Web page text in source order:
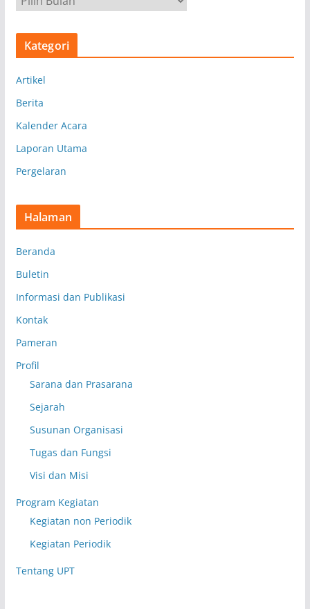
r
s
Kategori
Artikel
Berita
Kalender Acara
Laporan Utama
Pergelaran
Halaman
Beranda
Buletin
Informasi dan Publikasi
Kontak
Pameran
Profil
Sarana dan Prasarana
Sejarah
Susunan Organisasi
Tugas dan Fungsi
Visi dan Misi
Program Kegiatan
Kegiatan non Periodik
Kegiatan Periodik
Tentang UPT